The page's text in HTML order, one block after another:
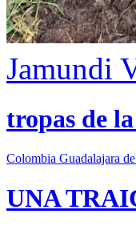
Jamundi
tropas de
Colombia Guadalajara
UNA